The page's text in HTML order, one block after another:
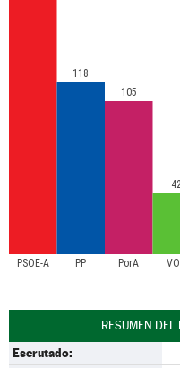
PSOE-A PP PorA
118
105
RESUMEN DEL
Escrutado: